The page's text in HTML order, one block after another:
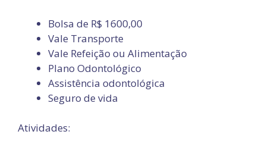
Bolsa de R$ 1600,00
Vale Transporte
Vale Refeição ou Alimentação
Plano Odontológico
Assistência odontológica
Seguro de vida
Atividades: